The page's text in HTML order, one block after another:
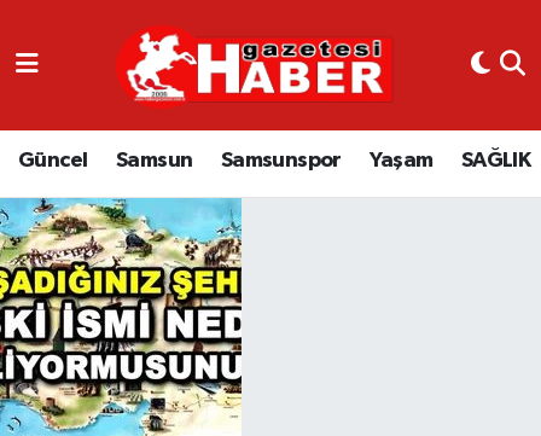
Güncel Samsun Samsunspor Yaşam SAĞLIK
GÜNCEL
SAMSUN
SAMSUNSPOR
EKONOMİ
YAŞAM